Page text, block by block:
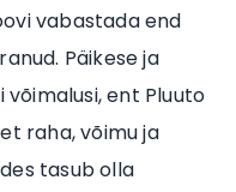
vabastada end
Päikese ja
ent Pluuto
raha, võimu ja
tasub olla